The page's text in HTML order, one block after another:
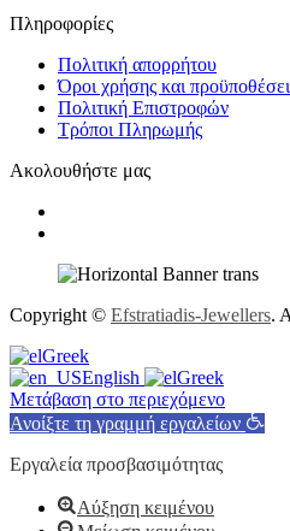
Πληροφορίες
Πολιτική απορρήτου
Όροι χρήσης και
Πολιτική Επιστροφών
Τρόποι Πληρωμής
Ακολουθήστε μας
Copyright © Efstratiadis-Jewellers.
Greek
English
Greek
Μετάβαση στο περιεχόμενο
Ανοίξτε τη γραμμή εργαλείων
Εργαλεία προσβασιμότητας
Αύξηση κειμένου